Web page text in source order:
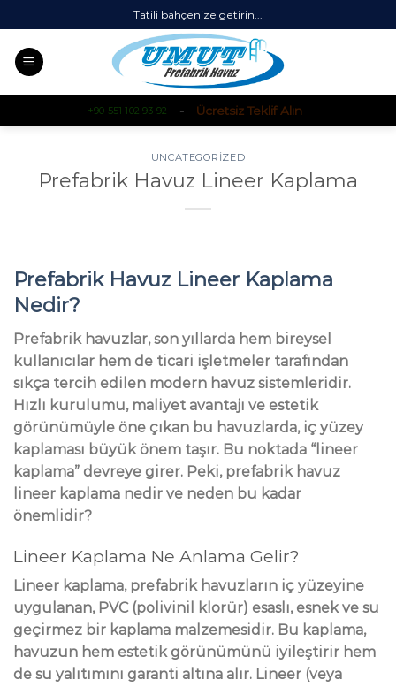
to
content
Tatili bahçenize getirin...
+90 551 102 93 92 - Ücretsiz Teklif Alın
UNCATEGORIZED
Prefabrik Havuz Lineer Kaplama
Prefabrik Havuz Lineer Kaplama
Nedir?
Prefabrik havuzlar, son yıllarda hem bireysel
kullanıcılar hem de ticari işletmeler tarafından
sıkça tercih edilen modern havuz sistemleridir.
Hızlı kurulumu, maliyet avantajı ve estetik
görünümüyle öne çıkan bu havuzlarda, iç yüzey
kaplaması büyük önem taşır. Bu noktada “lineer
kaplama” devreye girer. Peki, prefabrik havuz
lineer kaplama nedir ve neden bu kadar
önemlidir?
Lineer Kaplama Ne Anlama Gelir?
Lineer kaplama, prefabrik havuzların iç yüzeyine
uygulanan, PVC (polivinil klorür) esaslı, esnek ve su
geçirmez bir kaplama malzemesidir. Bu kaplama,
havuzun hem estetik görünümünü iyileştirir hem
de su yalıtımını garanti altına alır. Lineer (veya